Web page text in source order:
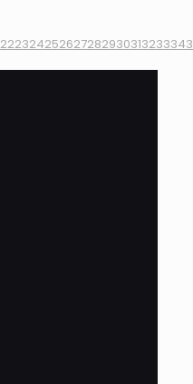
22232425262728293031323334